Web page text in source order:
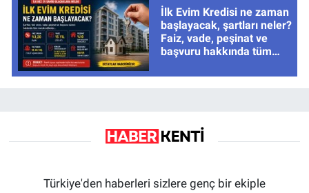
İlk Evim Kredisi ne zaman
başlayacak, şartları neler?
Faiz, vade, peşinat ve
başvuru hakkında tüm
Türkiye'den haberleri sizlere genç bir ekiple